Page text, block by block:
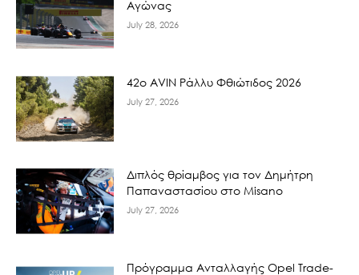
Αγώνας
July 28, 2026
42ο AVIN Ράλλυ Φθιώτιδος 2026
July 27, 2026
Διπλός θρίαμβος για τον Δημήτρη
Παπαναστασίου στο Misano
July 27, 2026
Πρόγραμμα Ανταλλαγής Opel Trade-